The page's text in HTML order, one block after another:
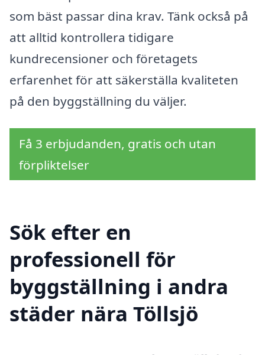
som bäst passar dina krav. Tänk också på
att alltid kontrollera tidigare
kundrecensioner och företagets
erfarenhet för att säkerställa kvaliteten
på den byggställning du väljer.
Få 3 erbjudanden, gratis och utan
förpliktelser
Sök efter en
professionell för
byggställning i andra
städer nära Töllsjö